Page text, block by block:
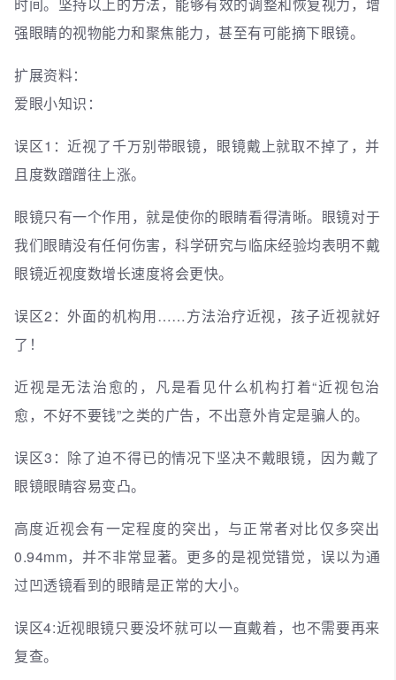
强眼睛的视物能力和聚焦能力，甚至有可能摘下眼镜。
扩展资料：
爱眼小知识：
误区1：近视了千万别带眼镜，眼镜戴上就取不掉了，并
且度数蹭蹭往上涨。
眼镜只有一个作用，就是使你的眼睛看得清晰。眼镜对于
我们眼睛没有任何伤害，科学研究与临床经验均表明不戴
眼镜近视度数增长速度将会更快。
误区2：外面的机构用……方法治疗近视，孩子近视就好
了！
近视是无法治愈的，凡是看见什么机构打着“近视包治
愈，不好不要钱”之类的广告，不出意外肯定是骗人的。
误区3：除了迫不得已的情况下坚决不戴眼镜，因为戴了
眼镜眼睛容易变凸。
高度近视会有一定程度的突出，与正常者对比仅多突出
0.94mm，并不非常显著。更多的是视觉错觉，误以为通
过凹透镜看到的眼睛是正常的大小。
误区4:近视眼镜只要没坏就可以一直戴着，也不需要再来
复查。